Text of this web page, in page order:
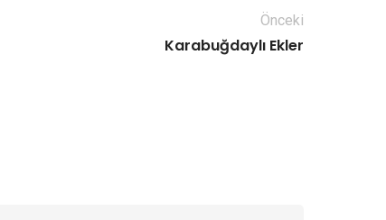
Önceki
Karabuğdaylı Ekler